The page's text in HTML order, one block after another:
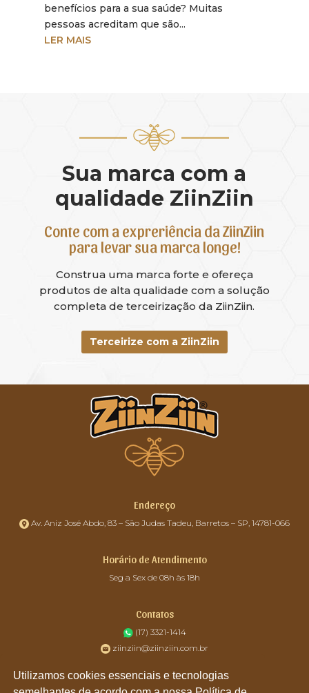
benefícios para a sua saúde? Muitas
pessoas acreditam que são...
LER MAIS
Sua marca com a
qualidade ZiinZiin
Conte com a expreriência da ZiinZiin
para levar sua marca longe!
Construa uma marca forte e ofereça
produtos de alta qualidade com a solução
completa de terceirização da ZiinZiin.
Terceirize com a ZiinZiin
Endereço
Av. Aniz José Abdo, 83 – São Judas Tadeu, Barretos – SP, 14781-066
Horário de Atendimento
Seg a Sex de 08h às 18h
Contatos
(17) 3321-1414
ziinziin@ziinziin.com.br
Utilizamos cookies essenciais e tecnologias